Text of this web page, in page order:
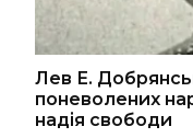
Лев Е.
поневолених
надія свободи